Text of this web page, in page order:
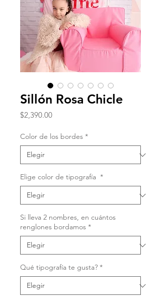
Sillón Rosa Chicle
$2,390.00Precio
Color de los bordes *
Elige color de tipografía *
Si lleva 2 nombres, en cuántos
renglones bordamos *
Qué tipografía te gusta? *